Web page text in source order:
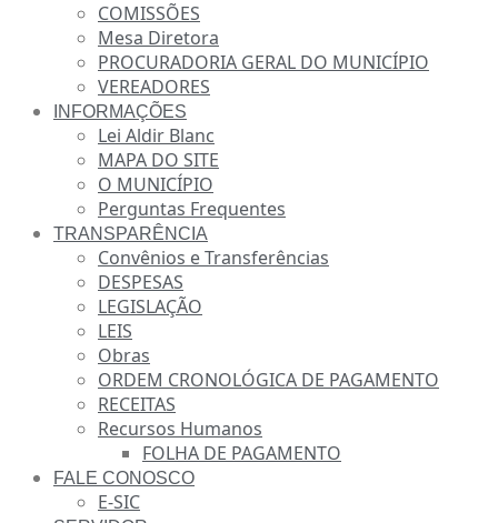
COMISSÕES
Mesa Diretora
PROCURADORIA GERAL DO MUNICÍPIO
VEREADORES
INFORMAÇÕES
Lei Aldir Blanc
MAPA DO SITE
O MUNICÍPIO
Perguntas Frequentes
TRANSPARÊNCIA
Convênios e Transferências
DESPESAS
LEGISLAÇÃO
LEIS
Obras
ORDEM CRONOLÓGICA DE PAGAMENTO
RECEITAS
Recursos Humanos
FOLHA DE PAGAMENTO
FALE CONOSCO
E-SIC